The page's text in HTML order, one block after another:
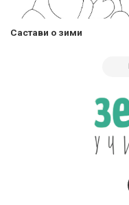
Састави о зими